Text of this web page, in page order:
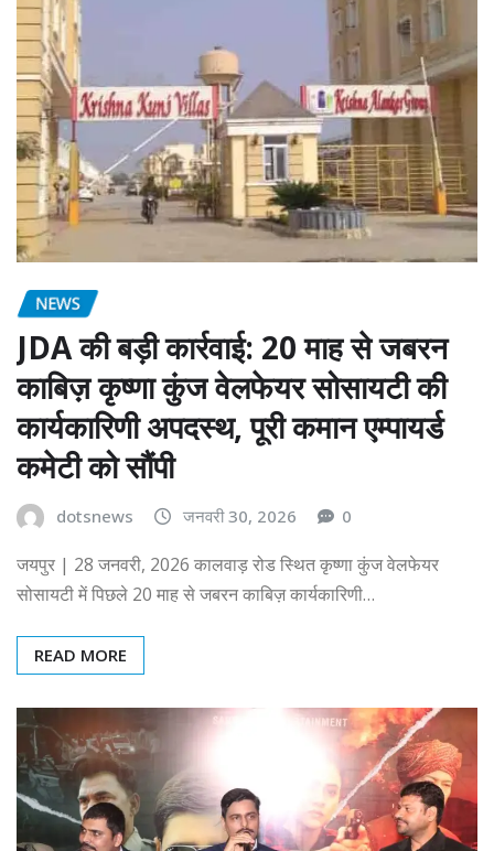
NEWS
JDA की बड़ी कार्रवाई: 20 माह से जबरन
काबिज़ कृष्णा कुंज वेलफेयर सोसायटी की
कार्यकारिणी अपदस्थ, पूरी कमान एम्पायर्ड
कमेटी को सौंपी
dotsnews जनवरी 30, 2026 0
जयपुर | 28 जनवरी, 2026 कालवाड़ रोड स्थित कृष्णा कुंज वेलफेयर
सोसायटी में पिछले 20 माह से जबरन काबिज़ कार्यकारिणी…
READ MORE